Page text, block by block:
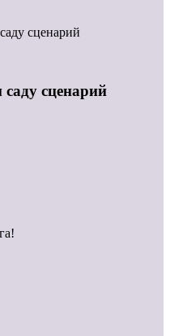
сценарий
саду сценарий